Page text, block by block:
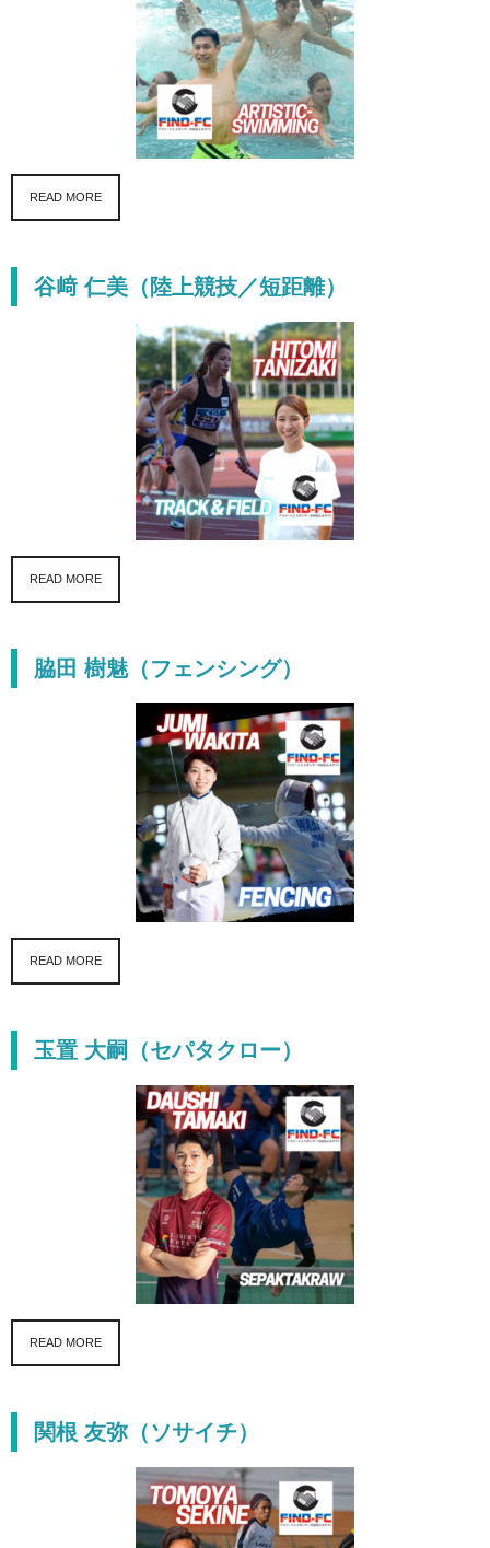
READ MORE
谷﨑 仁美（陸上競技／短距離）
READ MORE
脇田 樹魅（フェンシング）
READ MORE
玉置 大嗣（セパタクロー）
READ MORE
関根 友弥（ソサイチ）